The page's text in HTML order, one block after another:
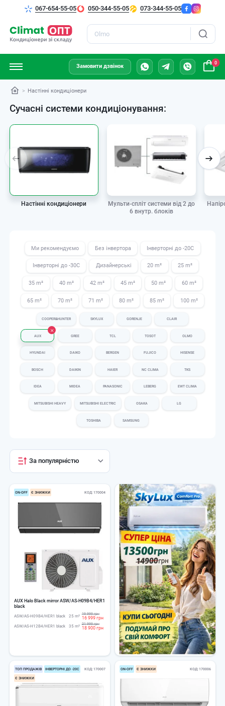
Пошук
067-654-55-05 050-344-55-05 073-344-55-05
Замовити дзвінок
0
Настінні кондиціонери
Сучасні системи кондиціонування:
Настінні кондиціонери
Мульти-спліт системи від 2 до
6 внутр. блоків
Ми рекомендуємо Без інвертора Інверторні до -20С
Інверторні до -30С Дизайнерські 20 m² 25 m²
35 m² 40 m² 42 m² 45 m² 50 m² 60 m²
65 m² 70 m² 71 m² 80 m² 85 m² 100 m²
COOPER&HUNTER SKYLUX GORENJE CLAIR
AUX GREE TCL TOSOT OLMO
HYUNDAI DAIKO BERGEN FUJICO HISENSE
BOSCH DAIKIN HAIER NC CLIMA TKS
IDEA MIDEA PANASONIC LEBERG EWT CLIMA
MITSUBISHI HEAVY MITSUBISHI ELECTRIC OSAKA LG
TOSHIBA SAMSUNG
За популярністю
ОN-ОFF Є ЗНИЖКИ КОД 170004
AUX Halo Black mirror ASW/AS-H09B4/HER1
black
ASW/AS-H09B4/HER1 black 25 m² 19 999 грн
16 999 грн
ASW/AS-H12B4/HER1 black 35 m² 21 999 грн
18 900 грн
ТОП ПРОДАЖІВ ІНВЕРТОРНІ ДО -20С
Є ЗНИЖКИ
КОД 170007 ОN-ОFF Є ЗНИЖКИ КОД 170006